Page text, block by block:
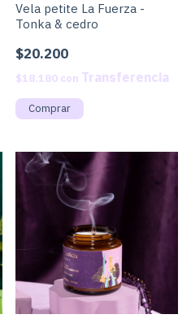
Vela petite La Fuerza -
Tonka & cedro
$20.200
$18.180 con